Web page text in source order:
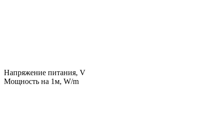
Напряжение питания, V
Мощность на 1м, W/m